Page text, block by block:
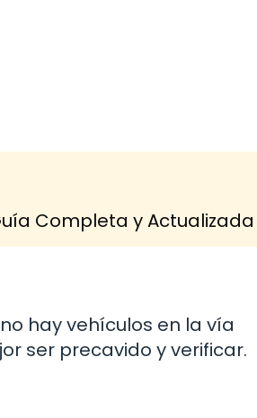
Completa y Actualizada
hay vehículos en la vía
ser precavido y verificar.